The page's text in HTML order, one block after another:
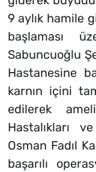
9 aylık hamile
başlaması
Sabuncuoğlu
Hastanesine
karnın içini
edilerek
Hastalıkları
Osman Fadıl
başarılı